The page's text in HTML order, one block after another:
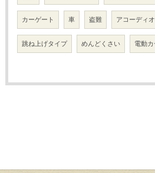
カーゲート 車 盗難 アコーディ
跳ね上げタイプ めんどくさい 電動カ